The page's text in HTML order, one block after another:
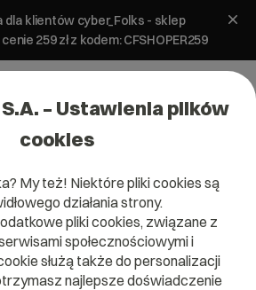
klientów cyber_Folks - sklep
259 zł z kodem: CFSHOPER259
.miasta.pl
Domena .miasta.pl
– Ustawienia plików
cookies
My też! Niektóre pliki cookies są
działania strony.
pliki cookies, związane z
społecznościowymi i
służą także do personalizacji
najlepsze doświadczenie